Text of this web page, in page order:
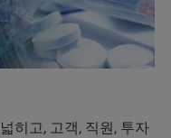
히고, 고객, 직원, 투자